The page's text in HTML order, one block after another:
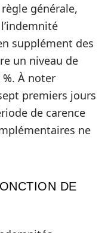
règle générale,
supplément des
un niveau de
À noter
premiers jours
de carence
ne
DE